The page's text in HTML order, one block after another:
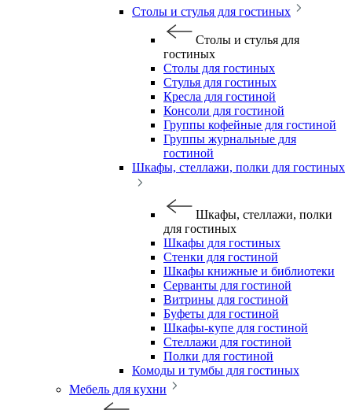
Столы и стулья для гостиных
Столы и стулья для
гостиных
Столы для гостиных
Стулья для гостиных
Кресла для гостиной
Консоли для гостиной
Группы кофейные для гостиной
Группы журнальные для
гостиной
Шкафы, стеллажи, полки для гостиных
Шкафы, стеллажи, полки
для гостиных
Шкафы для гостиных
Стенки для гостиной
Шкафы книжные и библиотеки
Серванты для гостиной
Витрины для гостиной
Буфеты для гостиной
Шкафы-купе для гостиной
Стеллажи для гостиной
Полки для гостиной
Комоды и тумбы для гостиных
Мебель для кухни